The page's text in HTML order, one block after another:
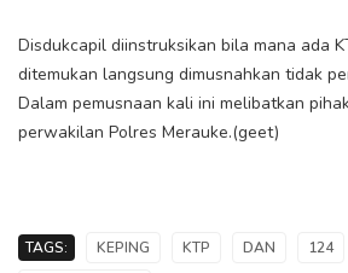
Disdukcapil diinstruksikan bila mana ada
ditemukan langsung dimusnahkan tidak
Dalam pemusnaan kali ini melibatkan
perwakilan Polres Merauke.(geet)
TAGS: KEPING KTP DAN 124